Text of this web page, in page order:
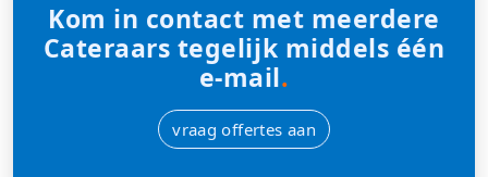
Kom in contact met meerdere
Cateraars tegelijk middels één
e-mail.
vraag offertes aan